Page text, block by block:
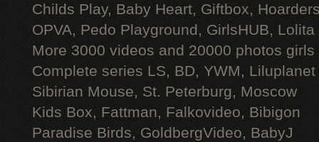
Childs Play, Baby Heart, Giftbox,
OPVA, Pedo Playground, GirlsHUB, Lolita
More 3000 videos and 20000 photos
Complete series LS, BD, YWM, Liluplanet
Sibirian Mouse, St. Peterburg, Moscow
Kids Box, Fattman, Falkovideo, Bibigon
Paradise Birds, GoldbergVideo, BabyJ